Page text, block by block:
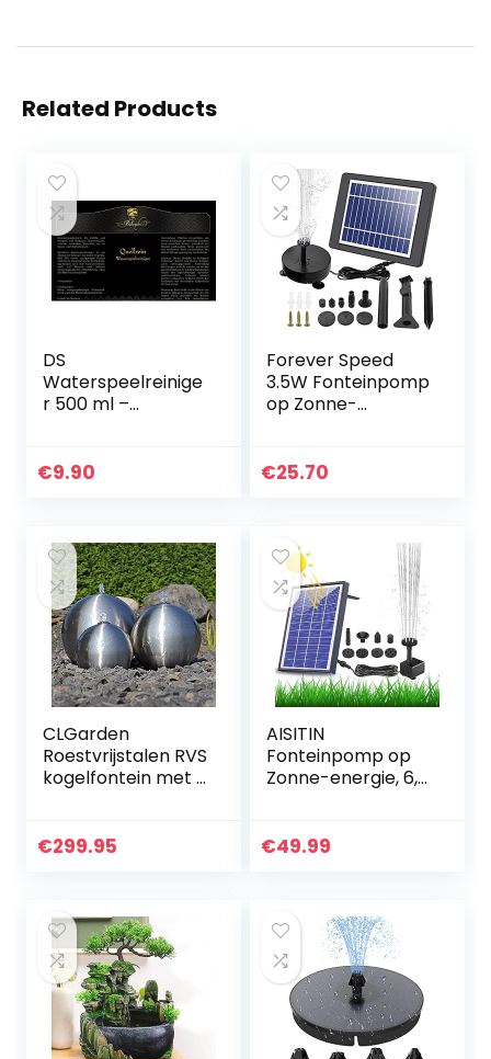
Related Products
DS
Waterspeelreinige
r 500 ml –
kamerfontein
€9.90
Forever Speed
3.5W Fonteinpomp
op Zonne-
Energie LED,Solar
€25.70
CLGarden
Roestvrijstalen RVS
kogelfontein met 3
geborsteld, incl.
€299.95
AISITIN
Fonteinpomp op
Zonne-energie, 6,5
Verbeterde
€49.99